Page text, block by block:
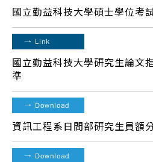
國立勤益科技大學碩士學位考
→ Link
國立勤益科技大學研究生論文
準
→ Download
資訊工程系日間部研究生員額
→ Download